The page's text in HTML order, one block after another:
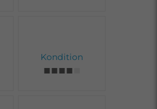
Kondition